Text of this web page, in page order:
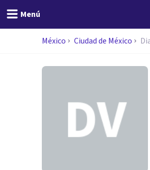
Menú
México Ciudad de México